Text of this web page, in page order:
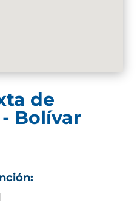
de
Bolívar